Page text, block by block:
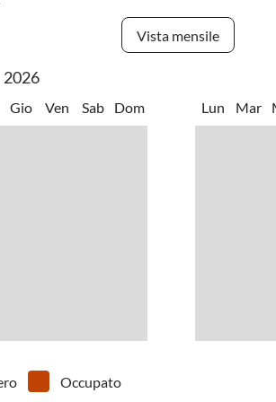
la casa e informazioni utili sulla regione di
Vista mensile
2026
Gio Ven Sab Dom Lun Mar
Occupato